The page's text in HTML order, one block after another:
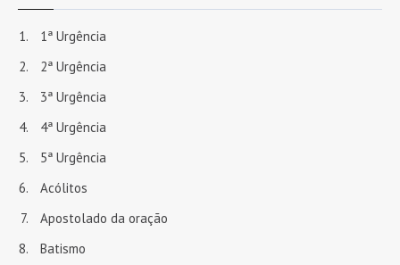
1ª Urgência
2ª Urgência
3ª Urgência
4ª Urgência
5ª Urgência
Acólitos
Apostolado da oração
Batismo